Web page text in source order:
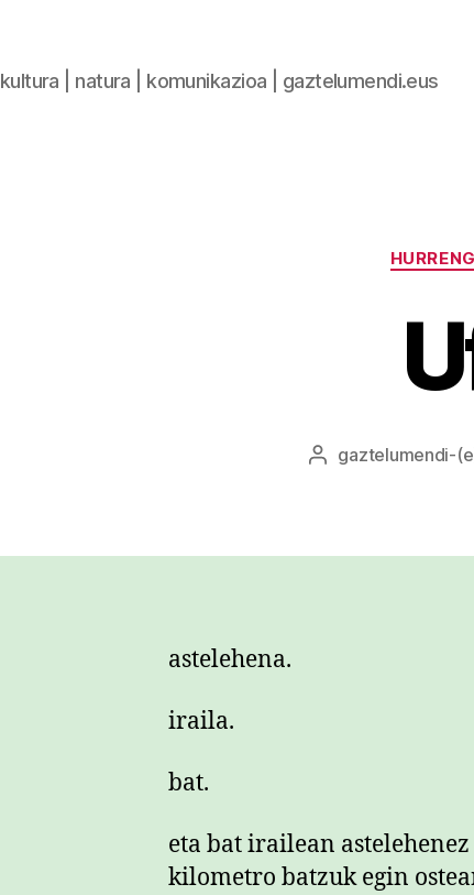
kultura | natura | komunikazioa | gaztelumendi.eus
Argitalpenaren
gaztelumendi-
astelehena.
iraila.
bat.
eta bat irailean
kilometro batzuk egin